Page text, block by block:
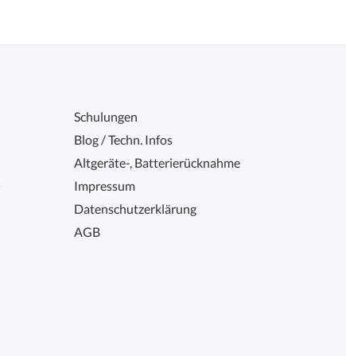
Schulungen
Blog / Techn. Infos
Altgeräte-, Batterierücknahme
Impressum
Datenschutzerklärung
AGB